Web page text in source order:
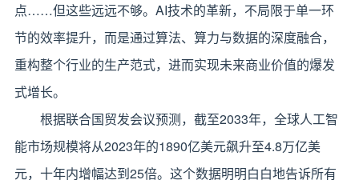
点……但这些远远不够。AI技术的革新，不局限于单一环
节的效率提升，而是通过算法、算力与数据的深度融合，
重构整个行业的生产范式，进而实现未来商业价值的爆发
式增长。
根据联合国贸发会议预测，截至2033年，全球人工智
能市场规模将从2023年的1890亿美元飙升至4.8万亿美
元，十年内增幅达到25倍。这个数据明明白白地告诉所有